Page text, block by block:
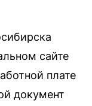
сайте
плате
документ